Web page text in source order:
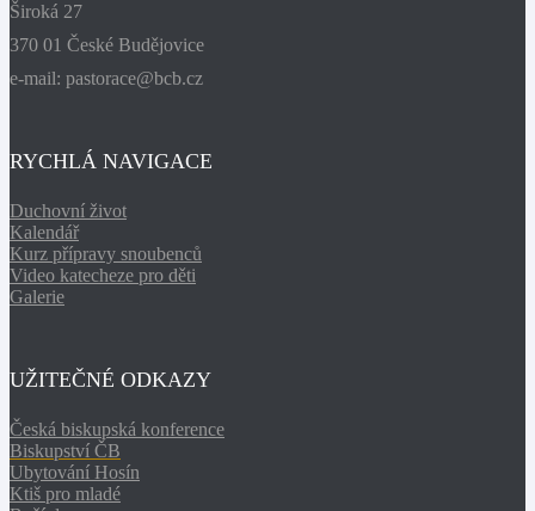
Široká 27
370 01 České Budějovice
e-mail: pastorace@bcb.cz
RYCHLÁ NAVIGACE
Duchovní život
Kalendář
Kurz přípravy snoubenců
Video katecheze pro děti
Galerie
UŽITEČNÉ ODKAZY
Česká biskupská konference
Biskupství ČB
Ubytování Hosín
Ktiš pro mladé